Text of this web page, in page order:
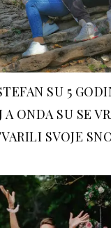
SU 5
A ONDA SU SE
SVOJE